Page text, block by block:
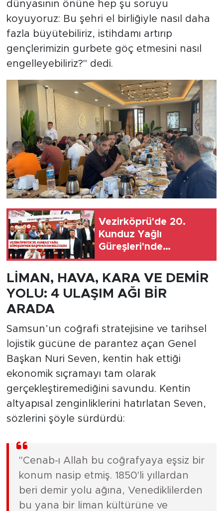
dünyasının önüne hep şu soruyu
koyuyoruz: Bu şehri el birliğiyle nasıl daha
fazla büyütebiliriz, istihdamı artırıp
gençlerimizin gurbete göç etmesini nasıl
engelleyebiliriz?" dedi.
Vezirköprü'de 20.
Kunduz Yağlı
Güreşleri'nde
başpehlivan belli oldu
LİMAN, HAVA, KARA VE DEMİR
YOLU: 4 ULAŞIM AĞI BİR
ARADA
Samsun’un coğrafi stratejisine ve tarihsel
lojistik gücüne de parantez açan Genel
Başkan Nuri Seven, kentin hak ettiği
ekonomik sıçramayı tam olarak
gerçekleştiremediğini savundu. Kentin
altyapısal zenginliklerini hatırlatan Seven,
sözlerini şöyle sürdürdü:
"Cenab-ı Allah bu coğrafyaya eşsiz bir
konum nasip etmiş. 1850'li yıllardan
beri demir yolu ağına, Venediklilerden
bu yana bir liman kültürüne ve